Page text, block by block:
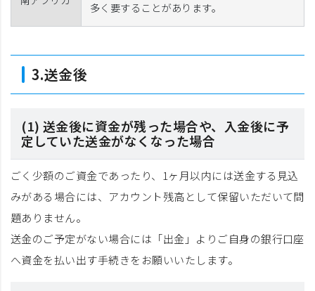
多く要することがあります。
3.送金後
(1) 送金後に資金が残った場合や、入金後に予
定していた送金がなくなった場合
ごく少額のご資金であったり、1ヶ月以内には送金する見込
みがある場合には、アカウント残高として保留いただいて問
題ありません。
送金のご予定がない場合には「出金」よりご自身の銀行口座
へ資金を払い出す手続きをお願いいたします。